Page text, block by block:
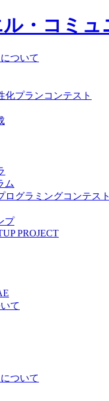
ついて
化プランコンテスト
ム
ログラミングコンテスト
プ
PROJECT
て
ついて